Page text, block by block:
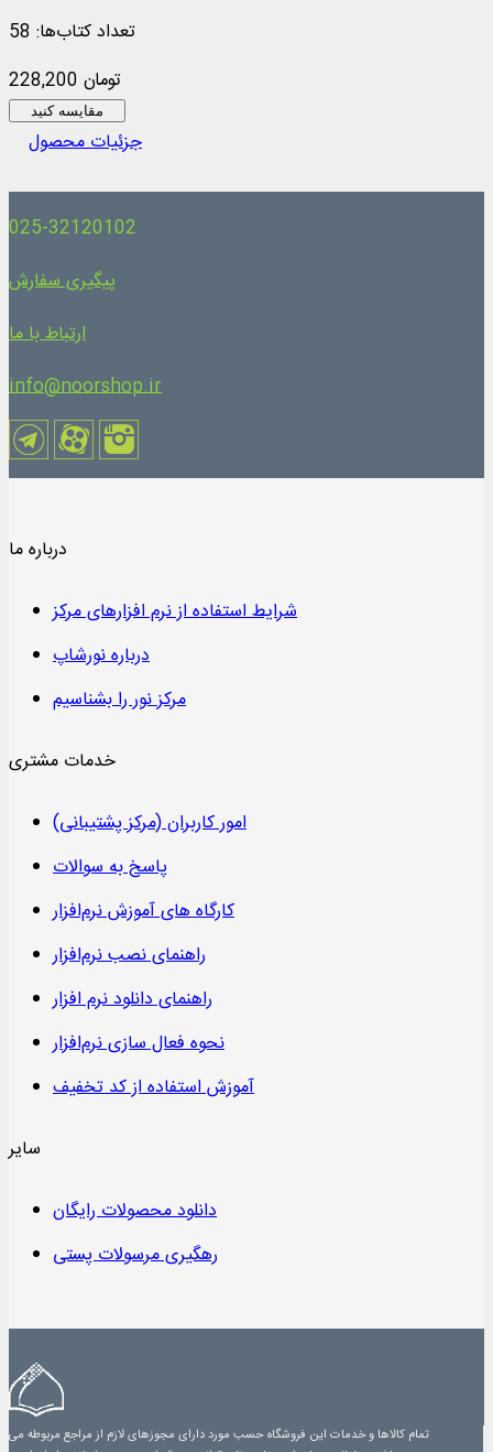
تعداد کتاب‌ها: 58
228,200 تومان
مقایسه کنید
جزئیات محصول
025-32120102
پیگیری سفارش
ارتباط با ما
info@noorshop.ir
درباره ما
شرایط استفاده از نرم افزارهای مرکز
درباره نورشاپ
مرکز نور را بشناسیم
خدمات مشتری
امور کاربران (مرکز پشتیبانی)
پاسخ به سوالات
کارگاه های آموزش نرم‌افزار
راهنمای نصب نرم‌افزار
راهنمای دانلود نرم افزار
نحوه فعال سازی نرم‌افزار
آموزش استفاده از کد تخفیف
سایر
دانلود محصولات رایگان
رهگیری مرسولات پستی
تمام کالاها و خدمات این فروشگاه حسب مورد دارای مجوزهای لازم از مراجع مربوطه می